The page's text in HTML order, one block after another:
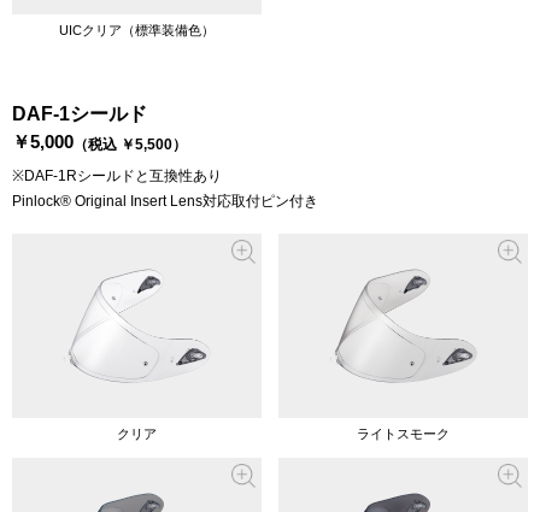
UICクリア（標準装備色）
DAF-1シールド
￥5,000 （税込 ￥5,500）
※DAF-1Rシールドと互換性あり
Pinlock® Original Insert Lens対応取付ピン付き
クリア ライトスモーク